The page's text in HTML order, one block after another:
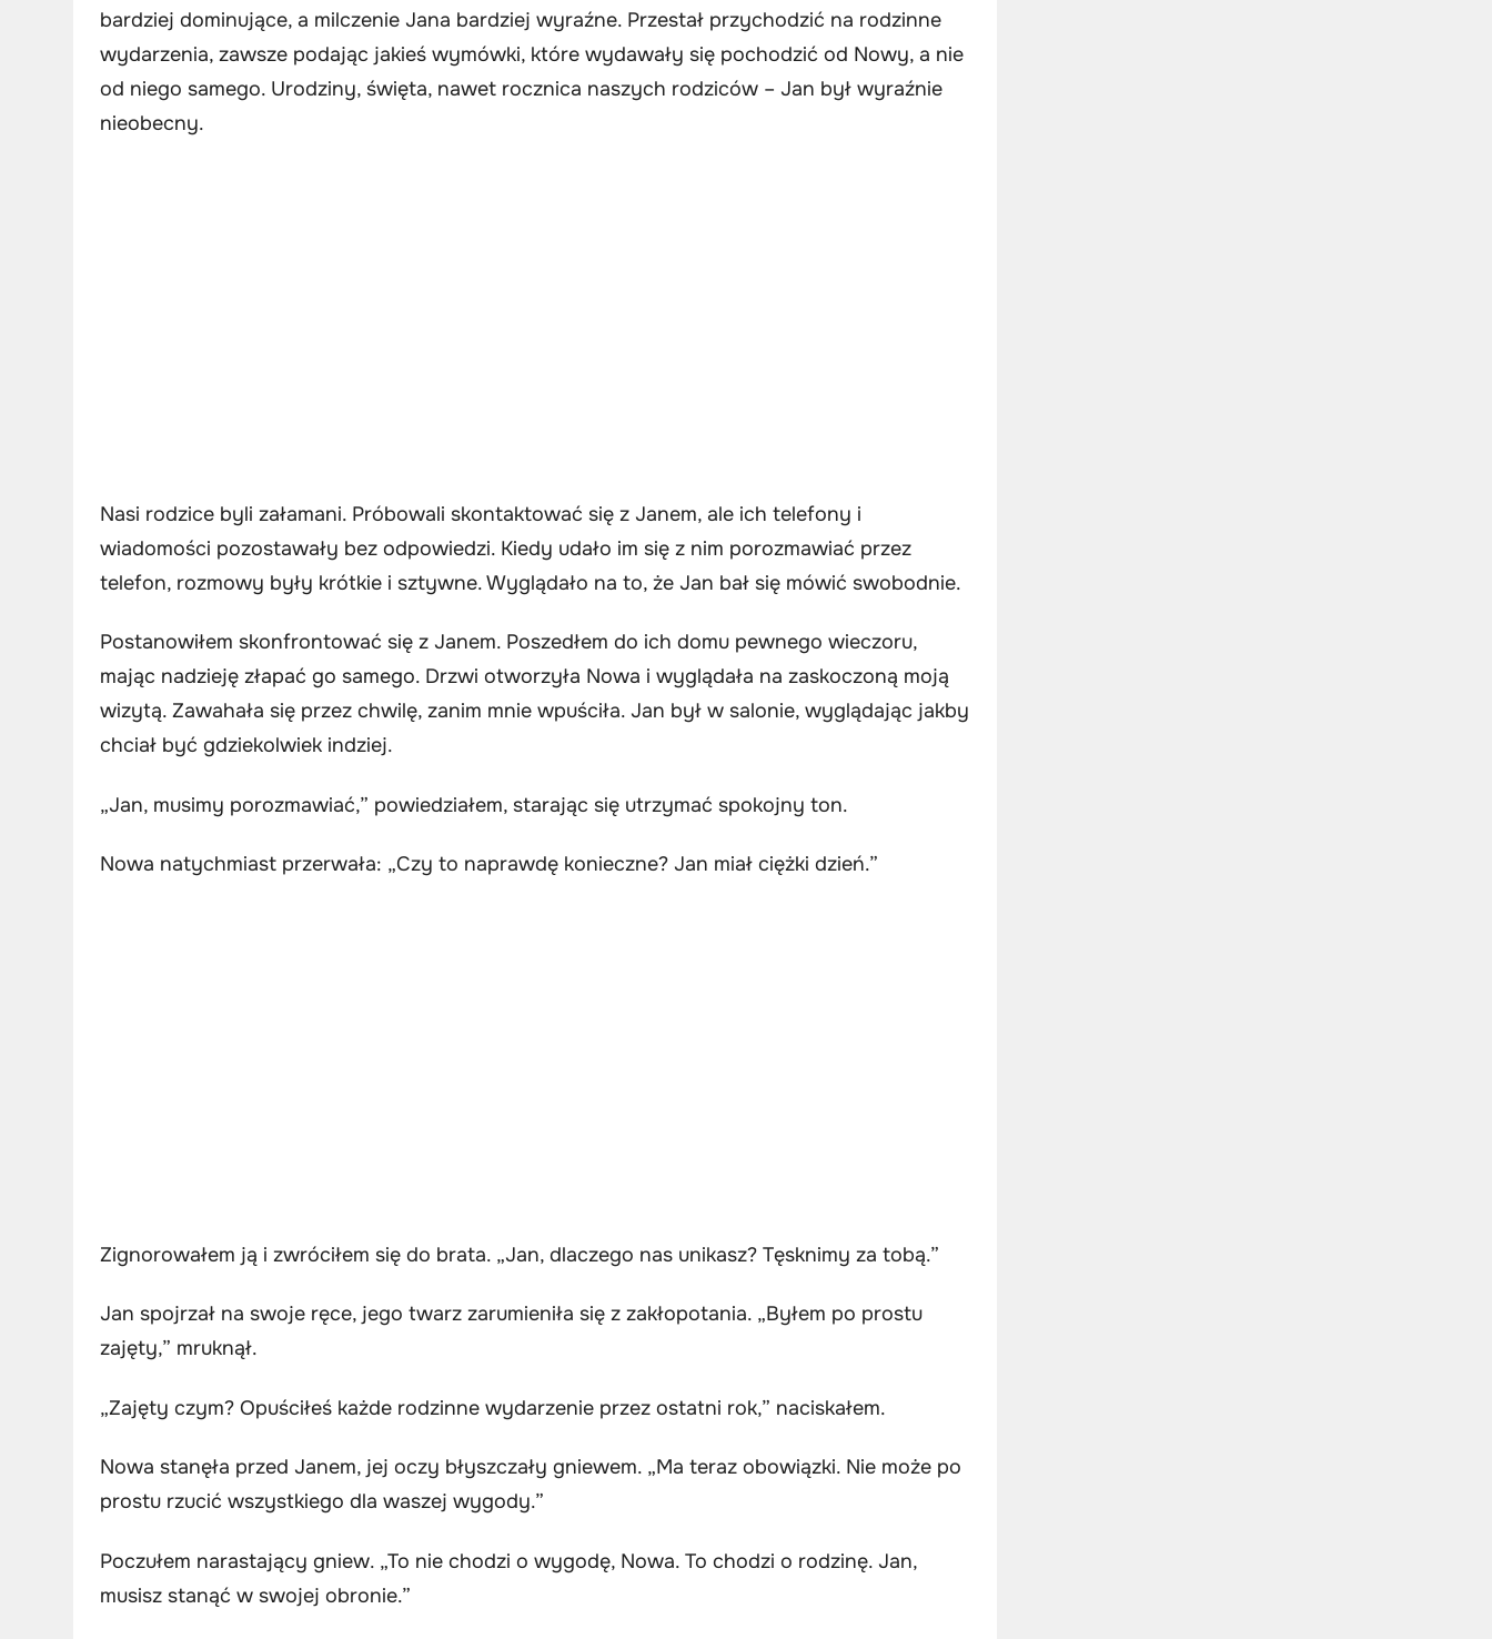
bardziej dominujące, a milczenie Jana bardziej wyraźne. Przestał przychodzić na rodzinne
wydarzenia, zawsze podając jakieś wymówki, które wydawały się pochodzić od Nowy, a nie
od niego samego. Urodziny, święta, nawet rocznica naszych rodziców – Jan był wyraźnie
nieobecny.
Nasi rodzice byli załamani. Próbowali skontaktować się z Janem, ale ich telefony i
wiadomości pozostawały bez odpowiedzi. Kiedy udało im się z nim porozmawiać przez
telefon, rozmowy były krótkie i sztywne. Wyglądało na to, że Jan bał się mówić swobodnie.
Postanowiłem skonfrontować się z Janem. Poszedłem do ich domu pewnego wieczoru,
mając nadzieję złapać go samego. Drzwi otworzyła Nowa i wyglądała na zaskoczoną moją
wizytą. Zawahała się przez chwilę, zanim mnie wpuściła. Jan był w salonie, wyglądając jakby
chciał być gdziekolwiek indziej.
„Jan, musimy porozmawiać,” powiedziałem, starając się utrzymać spokojny ton.
Nowa natychmiast przerwała: „Czy to naprawdę konieczne? Jan miał ciężki dzień.”
Zignorowałem ją i zwróciłem się do brata. „Jan, dlaczego nas unikasz? Tęsknimy za tobą.”
Jan spojrzał na swoje ręce, jego twarz zarumieniła się z zakłopotania. „Byłem po prostu
zajęty,” mruknął.
„Zajęty czym? Opuściłeś każde rodzinne wydarzenie przez ostatni rok,” naciskałem.
Nowa stanęła przed Janem, jej oczy błyszczały gniewem. „Ma teraz obowiązki. Nie może po
prostu rzucić wszystkiego dla waszej wygody.”
Poczułem narastający gniew. „To nie chodzi o wygodę, Nowa. To chodzi o rodzinę. Jan,
musisz stanąć w swojej obronie.”